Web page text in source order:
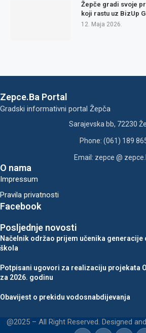
Žepče gradi svoje
koji rastu uz BizUp
12. Maja 2026.
Zepce.Ba Portal
Gradski informativni portal Žepča
Sarajevska bb, 72230
Phone: (061) 189
Email: zepce @
O nama
Impressum
Pravila privatnosti
Facebook
Posljednje novosti
Načelnik održao prijem učenika generacije
škola
Potpisani ugovori za realizaciju projekata
za 2026. godinu
Obavijest o prekidu vodosnabdijevanja
@2025 – All Right Reserved. Designed